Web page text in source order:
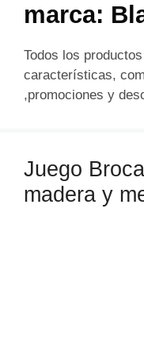
marca:
Todos los
características,
,promociones y
Juego
madera y